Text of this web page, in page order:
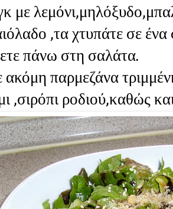
με
,τα χτυπάτε σε
πάνω στη σαλάτα.
ακόμη παρμεζάνα
,σιρόπι ροδιού,καθώς